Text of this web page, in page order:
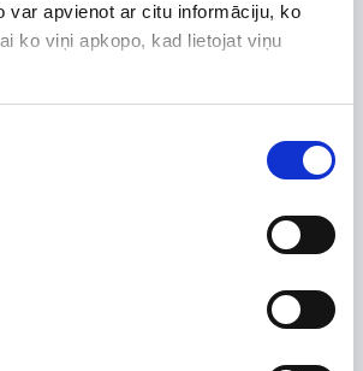
var apvienot ar citu informāciju, ko
ko viņi apkopo, kad lietojat viņu
Preces apraksts
jautājumu par preci